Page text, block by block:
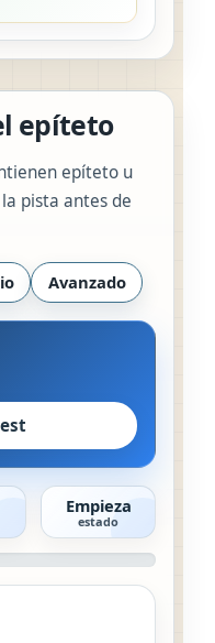
epíteto
epíteto u
pista antes de
Avanzado
Empieza
estado